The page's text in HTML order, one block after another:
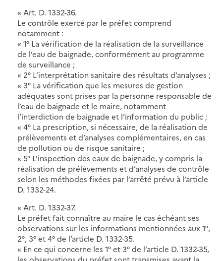
« Art. D. 1332-36.
Le contrôle exercé par le préfet comprend
notamment :
« 1° La vérification de la réalisation de la surveillance
de l’eau de baignade, conformément au programme
de surveillance ;
« 2° L’interprétation sanitaire des résultats d’analyses ;
« 3° La vérification que les mesures de gestion
adéquates sont prises par la personne responsable de
l’eau de baignade et le maire, notamment
l’interdiction de baignade et l’information du public ;
« 4° La prescription, si nécessaire, de la réalisation de
prélèvements et d’analyses complémentaires, en cas
de pollution ou de risque sanitaire ;
« 5° L’inspection des eaux de baignade, y compris la
réalisation de prélèvements et d’analyses de contrôle
selon les méthodes fixées par l’arrêté prévu à l’article
D. 1332-24.
« Art. D. 1332-37.
Le préfet fait connaître au maire le cas échéant ses
observations sur les informations mentionnées aux 1°,
2°, 3° et 4° de l’article D. 1332-35.
« En ce qui concerne les 1° et 3° de l’article D. 1332-35,